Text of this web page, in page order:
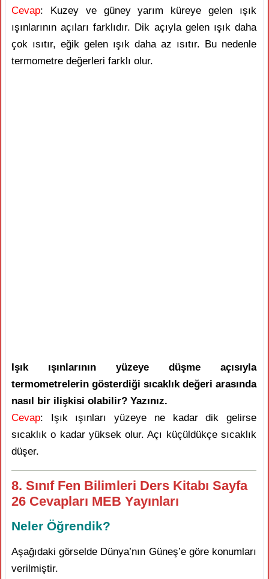
Cevap: Kuzey ve güney yarım küreye gelen ışık
ışınlarının açıları farklıdır. Dik açıyla gelen ışık daha
çok ısıtır, eğik gelen ışık daha az ısıtır. Bu nedenle
termometre değerleri farklı olur.
Işık ışınlarının yüzeye düşme açısıyla
termometrelerin gösterdiği sıcaklık değeri arasında
nasıl bir ilişkisi olabilir? Yazınız.
Cevap: Işık ışınları yüzeye ne kadar dik gelirse
sıcaklık o kadar yüksek olur. Açı küçüldükçe sıcaklık
düşer.
8. Sınıf Fen Bilimleri Ders Kitabı Sayfa
26 Cevapları MEB Yayınları
Neler Öğrendik?
Aşağıdaki görselde Dünya’nın Güneş’e göre konumları
verilmiştir.